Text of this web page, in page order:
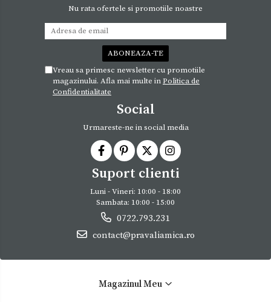
Nu rata ofertele si promotiile noastre
Vreau sa primesc newsletter cu promotiile
magazinului. Afla mai multe inPolitica de
Confidentialitate
Social
Urmareste-ne in social media
Suport clienti
Luni - Vineri: 10:00 - 18:00
Sambata: 10:00 - 15:00
0722.793.231
contact@pravaliamica.ro
Magazinul Meu